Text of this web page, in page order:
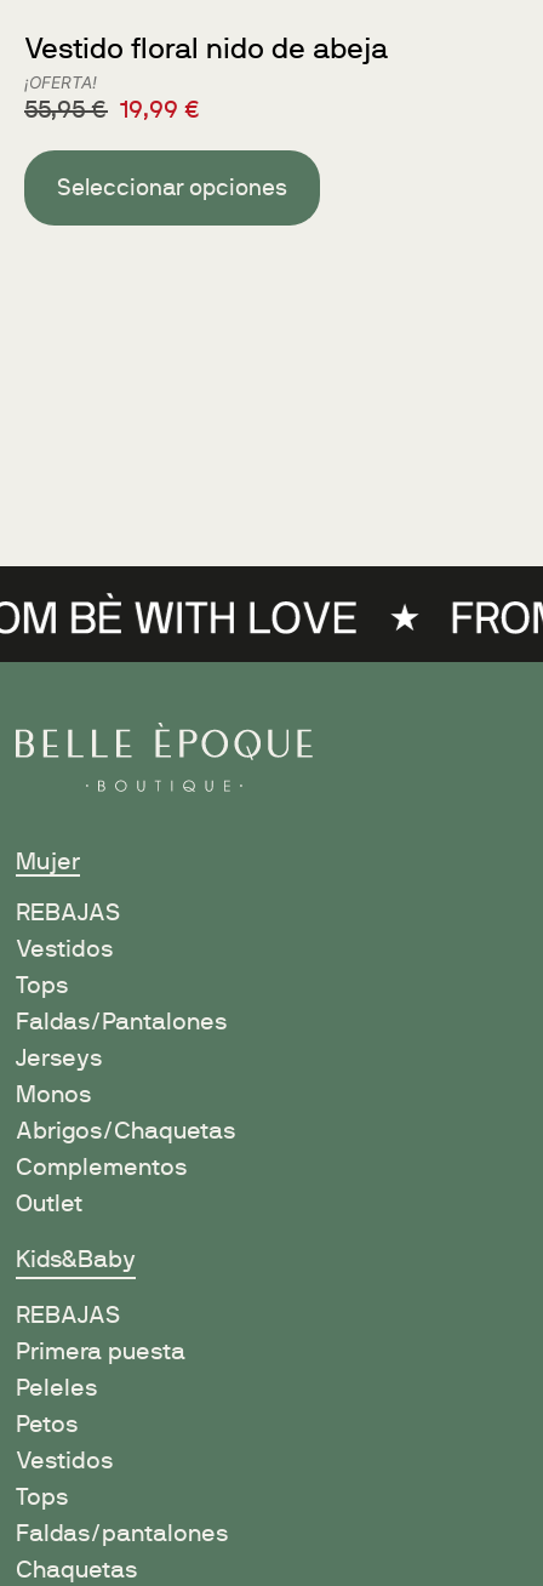
¡OFERTA!
Vestido floral nido de abeja
55,95€ 19,99 €
Seleccionar opciones
Mujer
REBAJAS
Vestidos
Tops
Faldas/Pantalones
Jerseys
Monos
Abrigos/Chaquetas
Complementos
Outlet
Kids&Baby
REBAJAS
Primera puesta
Peleles
Petos
Vestidos
Tops
Faldas/pantalones
Chaquetas